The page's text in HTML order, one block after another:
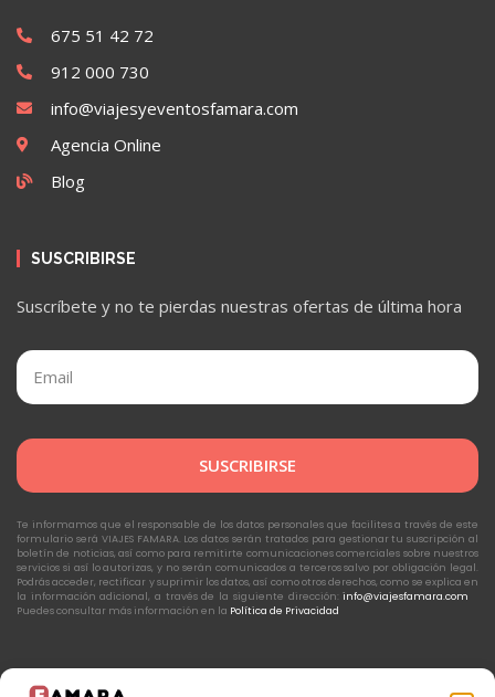
675 51 42 72
912 000 730
info@viajesyeventosfamara.com
Agencia Online
Blog
SUSCRIBIRSE
Suscríbete y no te pierdas nuestras ofertas de última hora
SUSCRIBIRSE
Te informamos que el responsable de los datos personales que facilites a través de este
formulario será VIAJES FAMARA. Los datos serán tratados para gestionar tu suscripción al
boletín de noticias, así como para remitirte comunicaciones comerciales sobre nuestros
servicios si así lo autorizas, y no serán comunicados a terceros salvo por obligación legal.
Podrás acceder, rectificar y suprimir los datos, así como otros derechos, como se explica en
la información adicional, a través de la siguiente dirección:info@viajesfamara.com
Puedes consultar más información en la Política de Privacidad